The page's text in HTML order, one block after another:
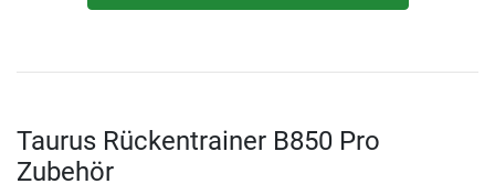
Taurus Rückentrainer B850 Pro
Zubehör